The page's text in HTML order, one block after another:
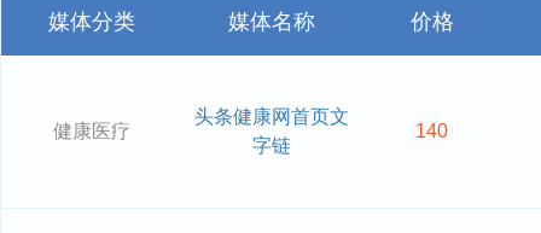
媒体分类 媒体名称 价格
健康医疗
头条健康网首页文
字链
140